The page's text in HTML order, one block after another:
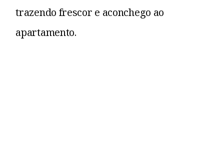
trazendo frescor e aconchego ao
apartamento.